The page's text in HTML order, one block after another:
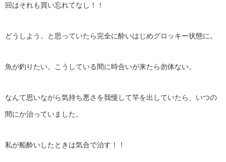
回はそれも買い忘れてなし！！
どうしよう。と思っていたら完全に酔いはじめグロッキー状態に。
魚が釣りたい。こうしている間に時合いが来たら勿体ない。
なんて思いながら気持ち悪さを我慢して竿を出していたら、いつの
間にか治っていました。
私が船酔いしたときは気合で治す！！